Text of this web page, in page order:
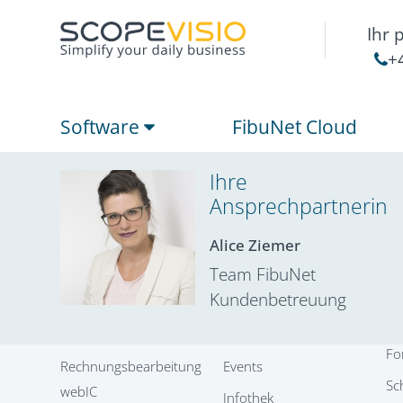
Ihr
Software FibuNet Cloud
Ihre
Ansprechpartnerin
Alice Ziemer
Team FibuNet
Kundenbetreuung
Das Beratungs- und
spezialisiert. Neben der Beratung
Softwarelösungen nebst nachhaltiger
Software
Finanzbuchhaltung
Anlagenbuchhaltung
Kostenrechnung
Rechnungsbearbeitung
webIC
Service
FibuNet Online Hilfe
Kundenbetreuung
Schulungen
Events
Infothek